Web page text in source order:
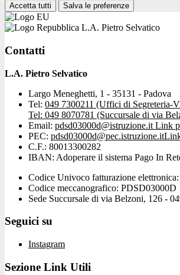
Accetta tutti Salva le preferenze
L.A. Pietro Selvatico
Contatti
L.A. Pietro Selvatico
Largo Meneghetti, 1 - 35131 - Padova
Tel: 049 7300211 (Uffici di Segreteria-
Tel: 049 8070781 (Succursale di via
Email: pdsd03000d@istruzione.it Link
PEC: pdsd03000d@pec.istruzione.it
C.F.: 80013300282
IBAN: Adoperare il sistema Pago In
Codice Univoco fatturazione
Codice meccanografico: PDSD03000D
Sede Succursale di via Belzoni, 126 -
Seguici su
Instagram
Sezione Link Utili